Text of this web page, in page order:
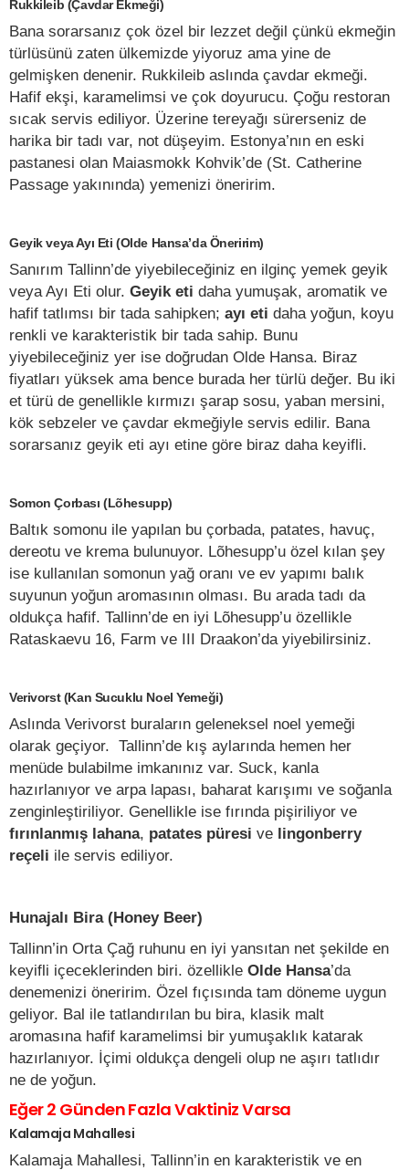
Rukkileib (Çavdar Ekmeği)
Bana sorarsanız çok özel bir lezzet değil çünkü ekmeğin
türlüsünü zaten ülkemizde yiyoruz ama yine de
gelmişken denenir. Rukkileib aslında çavdar ekmeği.
Hafif ekşi, karamelimsi ve çok doyurucu. Çoğu restoran
sıcak servis ediliyor. Üzerine tereyağı sürerseniz de
harika bir tadı var, not düşeyim. Estonya’nın en eski
pastanesi olan Maiasmokk Kohvik’de (St. Catherine
Passage yakınında) yemenizi öneririm.
Geyik veya Ayı Eti (Olde Hansa’da Öneririm)
Sanırım Tallinn’de yiyebileceğiniz en ilginç yemek geyik
veya Ayı Eti olur. Geyik eti daha yumuşak, aromatik ve
hafif tatlımsı bir tada sahipken; ayı eti daha yoğun, koyu
renkli ve karakteristik bir tada sahip. Bunu
yiyebileceğiniz yer ise doğrudan Olde Hansa. Biraz
fiyatları yüksek ama bence burada her türlü değer. Bu iki
et türü de genellikle kırmızı şarap sosu, yaban mersini,
kök sebzeler ve çavdar ekmeğiyle servis edilir. Bana
sorarsanız geyik eti ayı etine göre biraz daha keyifli.
Somon Çorbası (Lõhesupp)
Baltık somonu ile yapılan bu çorbada, patates, havuç,
dereotu ve krema bulunuyor. Lõhesupp’u özel kılan şey
ise kullanılan somonun yağ oranı ve ev yapımı balık
suyunun yoğun aromasının olması. Bu arada tadı da
oldukça hafif. Tallinn’de en iyi Lõhesupp’u özellikle
Rataskaevu 16, Farm ve III Draakon’da yiyebilirsiniz.
Verivorst (Kan Sucuklu Noel Yemeği)
Aslında Verivorst buraların geleneksel noel yemeği
olarak geçiyor. Tallinn’de kış aylarında hemen her
menüde bulabilme imkanınız var. Suck, kanla
hazırlanıyor ve arpa lapası, baharat karışımı ve soğanla
zenginleştiriliyor. Genellikle ise fırında pişiriliyor ve
fırınlanmış lahana, patates püresi ve lingonberry
reçeli ile servis ediliyor.
Hunajalı Bira (Honey Beer)
Tallinn’in Orta Çağ ruhunu en iyi yansıtan net şekilde en
keyifli içeceklerinden biri. özellikle Olde Hansa’da
denemenizi öneririm. Özel fıçısında tam döneme uygun
geliyor. Bal ile tatlandırılan bu bira, klasik malt
aromasına hafif karamelimsi bir yumuşaklık katarak
hazırlanıyor. İçimi oldukça dengeli olup ne aşırı tatlıdır
ne de yoğun.
Eğer 2 Günden Fazla Vaktiniz Varsa
Kalamaja Mahallesi
Kalamaja Mahallesi, Tallinn’in en karakteristik ve en